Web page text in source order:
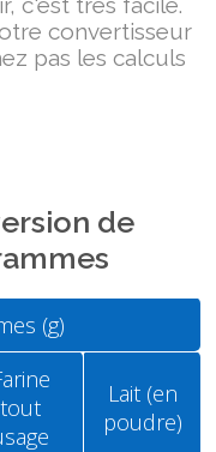
convertisseur
pas les calculs
de
(g)
tout
Lait (en
poudre)